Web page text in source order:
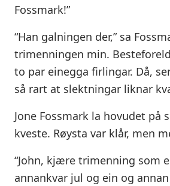
Fossmark!”
“Han galningen der,” sa
trimenningen min.
to par einegga firlingar. Då,
så rart at slektningar liknar
Jone Fossmark la hovudet på
kveste. Røysta var klår, men
“John, kjære trimenning som
annankvar jul og ein og